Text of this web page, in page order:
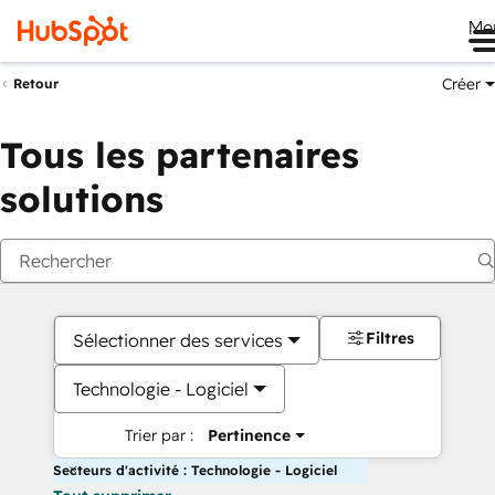
Retour Créer
Tous les partenaires
solutions
Sélectionner des services
Technologie - Logiciel
Trier par : Pertinence
Filtres
Secteurs d'activité : Technologie - Logiciel